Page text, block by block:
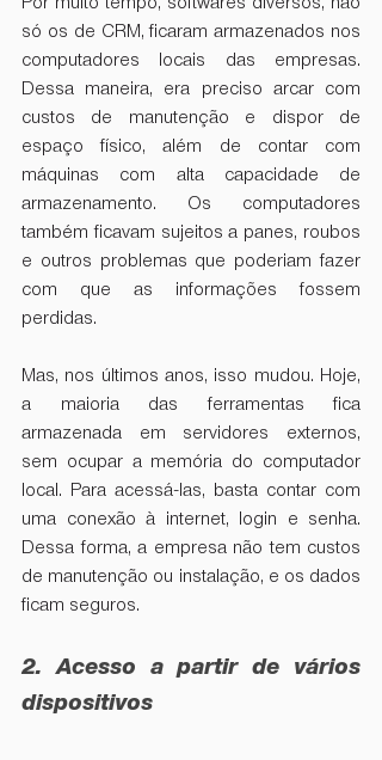
Por muito tempo, softwares diversos, não
só os de CRM, ficaram armazenados nos
computadores locais das empresas.
Dessa maneira, era preciso arcar com
custos de manutenção e dispor de
espaço físico, além de contar com
máquinas com alta capacidade de
armazenamento. Os computadores
também ficavam sujeitos a panes, roubos
e outros problemas que poderiam fazer
com que as informações fossem
perdidas.
Mas, nos últimos anos, isso mudou. Hoje,
a maioria das ferramentas fica
armazenada em servidores externos,
sem ocupar a memória do computador
local. Para acessá-las, basta contar com
uma conexão à internet, login e senha.
Dessa forma, a empresa não tem custos
de manutenção ou instalação, e os dados
ficam seguros.
2. Acesso a partir de vários
dispositivos